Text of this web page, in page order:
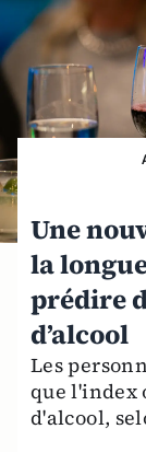
Une
la
prédire
d’alcool
Les
que l'index
d'alcool,